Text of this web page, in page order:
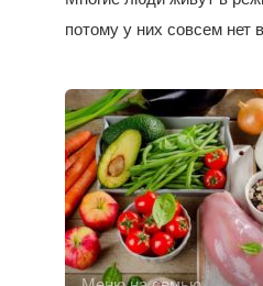
потому у них совсем нет